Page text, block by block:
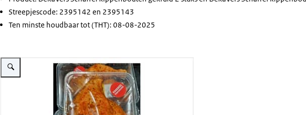
Streepjescode: 2395142 en 2395143
Ten minste houdbaar tot (THT): 08-08-2025
Vergroot afbeelding DekaVers Scharrel kippenbouten gekruid